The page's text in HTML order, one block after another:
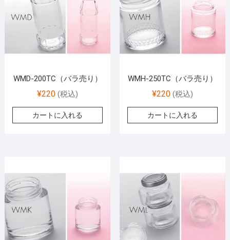
WMD-200TC（バラ売り）
¥220 (税込)
カートに入れる
WMH-250TC（バラ売り）
¥220 (税込)
カートに入れる